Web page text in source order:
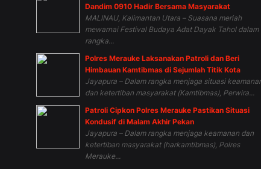
Dandim 0910 Hadir Bersama Masyarakat
MALINAU, Kalimantan Utara – Suasana meriah
mewarnai Festival Budaya Adat Dayak Tahol dalam
rangka...
Polres Merauke Laksanakan Patroli dan Beri
Himbauan Kamtibmas di Sejumlah Titik Kota
Jayapura – Dalam rangka menjaga situasi
dan ketertiban masyarakat (Kamtibmas), Perwira...
Patroli Cipkon Polres Merauke Pastikan Situasi
Kondusif di Malam Akhir Pekan
Jayapura – Dalam rangka menjaga keamanan dan
ketertiban masyarakat (harkamtibmas), Polres
Merauke...